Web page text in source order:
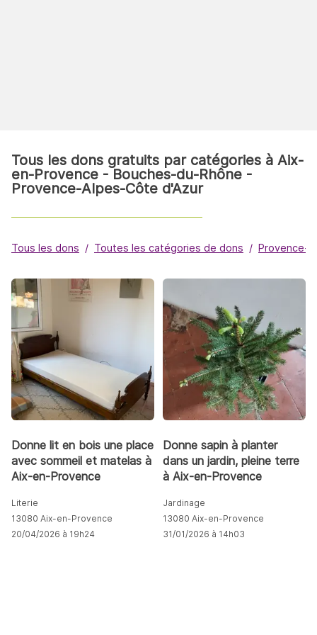
Tous les dons gratuits par catégories à Aix-
en-Provence - Bouches-du-Rhône -
Provence-Alpes-Côte d'Azur
Tous les dons Toutes les catégories de dons Provence-
Donne lit en bois une place
avec sommeil et matelas à
Aix-en-Provence
Literie
13080 Aix-en-Provence
20/04/2026 à 19h24
Donne sapin à planter
dans un jardin, pleine terre
à Aix-en-Provence
Jardinage
13080 Aix-en-Provence
31/01/2026 à 14h03